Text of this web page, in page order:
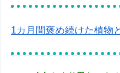
1カ月間褒め続けた植物